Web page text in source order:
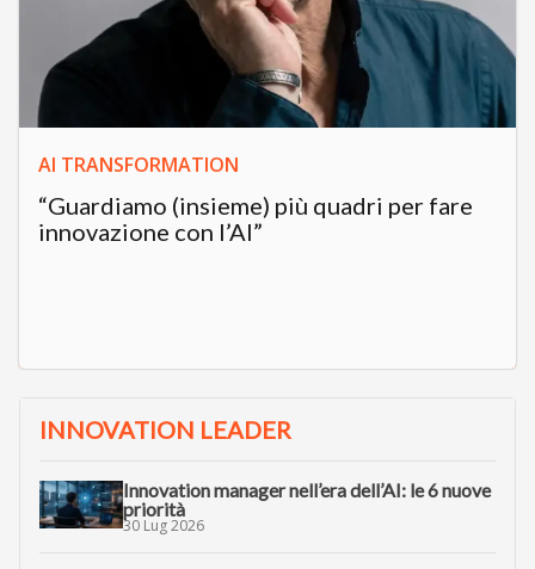
AI TRANSFORMATION
“Guardiamo (insieme) più quadri per fare
innovazione con l’AI”
INNOVATION LEADER
Innovation manager nell’era dell’AI: le 6 nuove
priorità
30 Lug 2026